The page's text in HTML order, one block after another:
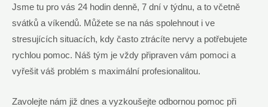
Jsme tu pro vás 24 hodin denně, 7 dní v týdnu, a to včetně
svátků a víkendů. Můžete se na nás spolehnout i ve
stresujících situacích, kdy často ztrácíte nervy a potřebujete
rychlou pomoc. Náš tým je vždy připraven vám pomoci a
vyřešit váš problém s maximální profesionalitou.
Zavolejte nám již dnes a vyzkoušejte odbornou pomoc při